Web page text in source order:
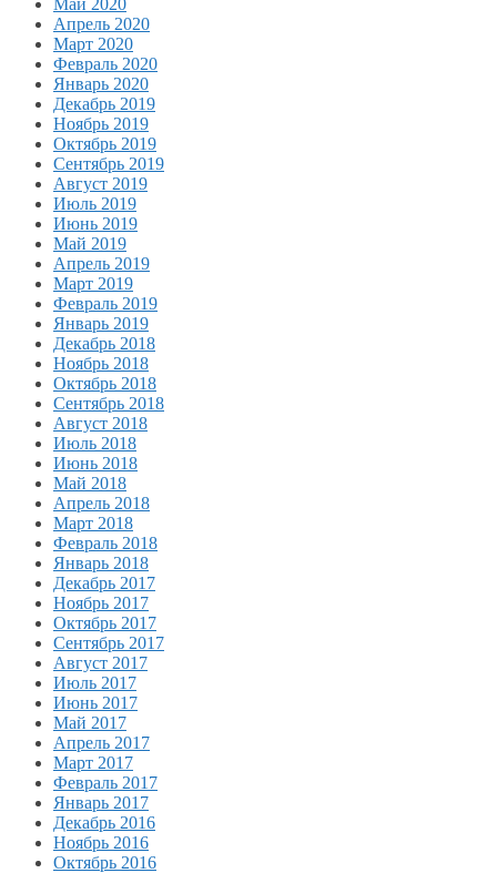
Май 2020
Апрель 2020
Март 2020
Февраль 2020
Январь 2020
Декабрь 2019
Ноябрь 2019
Октябрь 2019
Сентябрь 2019
Август 2019
Июль 2019
Июнь 2019
Май 2019
Апрель 2019
Март 2019
Февраль 2019
Январь 2019
Декабрь 2018
Ноябрь 2018
Октябрь 2018
Сентябрь 2018
Август 2018
Июль 2018
Июнь 2018
Май 2018
Апрель 2018
Март 2018
Февраль 2018
Январь 2018
Декабрь 2017
Ноябрь 2017
Октябрь 2017
Сентябрь 2017
Август 2017
Июль 2017
Июнь 2017
Май 2017
Апрель 2017
Март 2017
Февраль 2017
Январь 2017
Декабрь 2016
Ноябрь 2016
Октябрь 2016